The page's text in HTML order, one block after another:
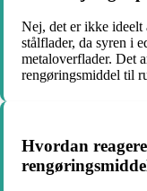
Nej, det er ikke
stålflader, da syren i
metaloverflader. Det
rengøringsmiddel til
Hvordan